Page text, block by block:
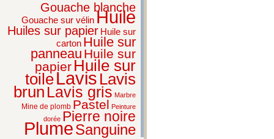
Gouache blanche
Gouache sur vélinHuile
Huiles sur papier Huile sur
carton Huile sur
panneau Huile sur
papier Huile sur
toileLavis Lavis
brun Lavis gris Marbre
Mine de plomb Pastel Peinture
dorée Pierre noire
PlumeSanguine